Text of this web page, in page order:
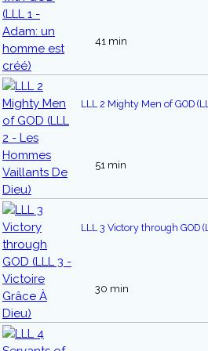
41 min
LLL 2 Mighty Men of GOD
51 min
LLL 3 Victory through GOD
30 min